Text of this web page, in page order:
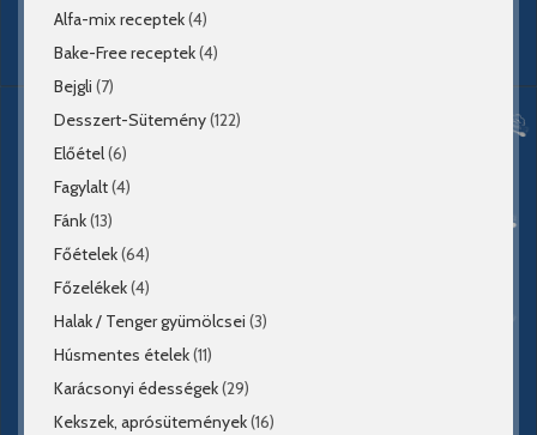
Alfa-mix receptek(4)
Bake-Free receptek(4)
Bejgli (7)
Desszert-Sütemény(122)
Előétel(6)
Fagylalt(4)
Fánk(13)
Főételek(64)
Főzelékek(4)
Halak / Tenger gyümölcsei (3)
Húsmentes ételek(11)
Karácsonyi édességek(29)
Kekszek, aprósütemények(16)